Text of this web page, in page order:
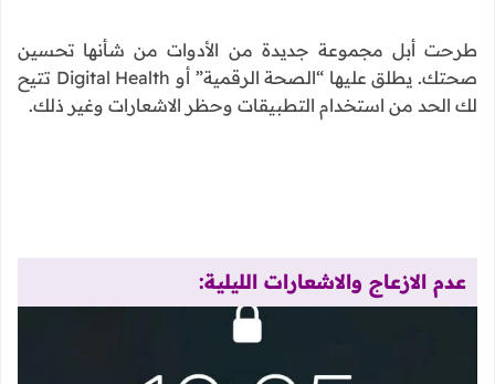
طرحت أبل مجموعة جديدة من الأدوات من شأنها تحسين
صحتك. يطلق عليها “الصحة الرقمية” أو Digital Health تتيح
لك الحد من استخدام التطبيقات وحظر الاشعارات وغير ذلك.
عدم الازعاج والاشعارات الليلية: